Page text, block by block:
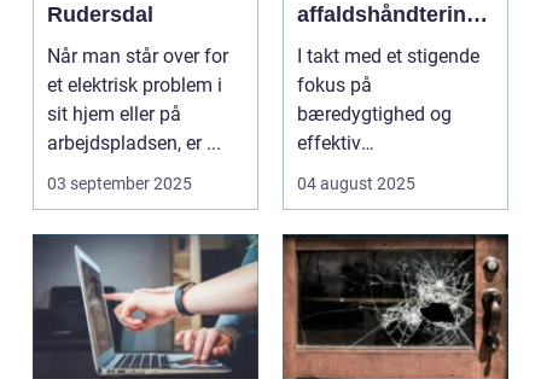
Rudersdal
Når man står over for
et elektrisk problem i
sit hjem eller på
arbejdspladsen, er ...
03 september 2025
affaldshåndtering
og
ressourcegenanve
ndelse
I takt med et stigende
fokus på
bæredygtighed og
effektiv
bliver spe...
04 august 2025